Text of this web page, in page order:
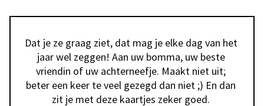
Dat je ze graag ziet, dat mag je elke dag van het
jaar wel zeggen! Aan uw bomma, uw beste
vriendin of uw achterneefje. Maakt niet uit;
beter een keer te veel gezegd dan niet ;) En dan
zit je met deze kaartjes zeker goed.